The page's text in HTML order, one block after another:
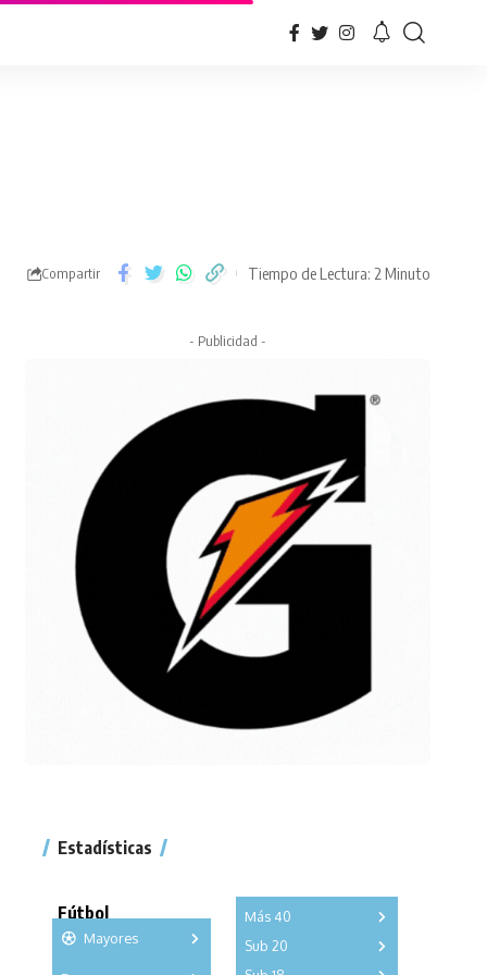
Compartir Tiempo de Lectura: 2 Minuto
- Publicidad -
Estadísticas
Fútbol
Mayores
Más 40
Sub 20